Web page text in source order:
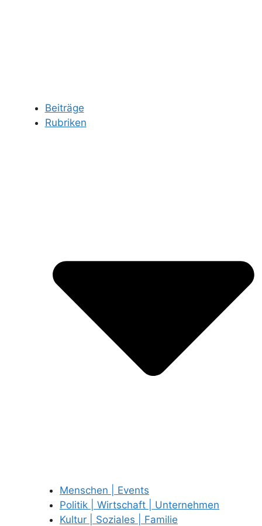
Beiträge
Rubriken
Menschen | Events
Politik | Wirtschaft | Unternehmen
Kultur | Soziales | Familie